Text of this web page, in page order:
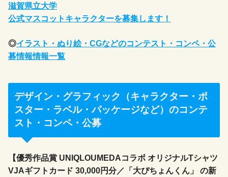
滋賀県立大学
公式マスコットキャラクターを募集します！
◎イラスト・ぬり絵・CGなどのコンテスト・コンペ・公
募情報情報一覧
デザイン・グラフィック（キャラクター・ポ
スター・ラベル・パッケージなど）のコンテ
スト・コンペ・公募
【優秀作品賞 UNIQLOUMEDAコラボ オリジナルTシャツ
VJAギフトカード 30,000円分／「大ぴちょんくん」 の新